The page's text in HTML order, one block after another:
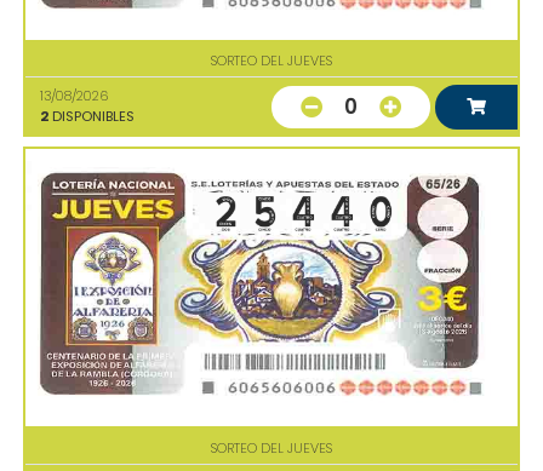
SORTEO DEL JUEVES
13/08/2026
2 DISPONIBLES 0
SORTEO DEL JUEVES